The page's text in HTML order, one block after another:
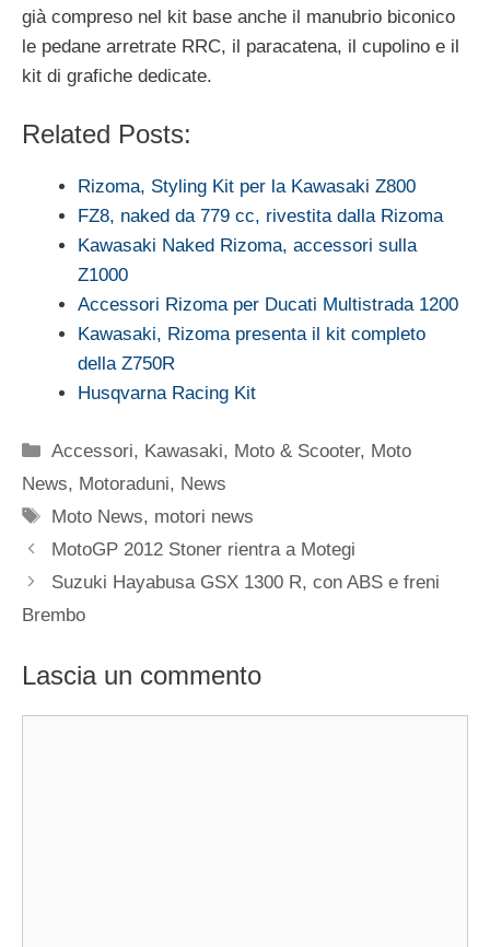
già compreso nel kit base anche il manubrio biconico
le pedane arretrate RRC, il paracatena, il cupolino e il
kit di grafiche dedicate.
Related Posts:
Rizoma, Styling Kit per la Kawasaki Z800
FZ8, naked da 779 cc, rivestita dalla Rizoma
Kawasaki Naked Rizoma, accessori sulla
Z1000
Accessori Rizoma per Ducati Multistrada 1200
Kawasaki, Rizoma presenta il kit completo
della Z750R
Husqvarna Racing Kit
Categorie
Accessori, Kawasaki, Moto & Scooter, Moto
News, Motoraduni, News
Tag
Moto News, motori news
MotoGP 2012 Stoner rientra a Motegi
Suzuki Hayabusa GSX 1300 R, con ABS e freni
Brembo
Lascia un commento